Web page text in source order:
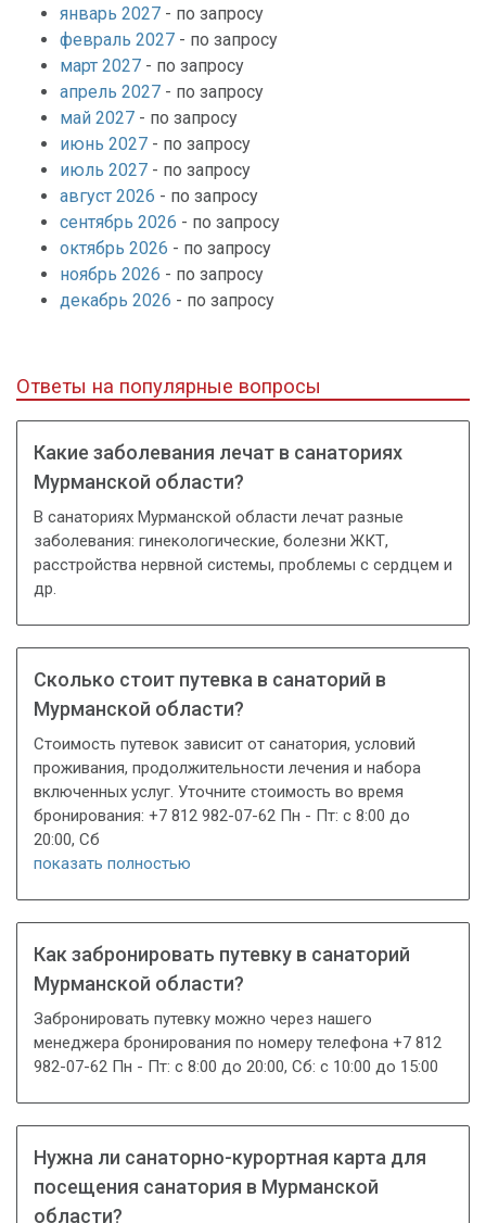
январь 2027 - по запросу
февраль 2027 - по запросу
март 2027 - по запросу
апрель 2027 - по запросу
май 2027 - по запросу
июнь 2027 - по запросу
июль 2027 - по запросу
август 2026 - по запросу
сентябрь 2026 - по запросу
октябрь 2026 - по запросу
ноябрь 2026 - по запросу
декабрь 2026 - по запросу
Ответы на популярные вопросы
Какие заболевания лечат в санаториях
Мурманской области?
В санаториях Мурманской области лечат разные
заболевания: гинекологические, болезни ЖКТ,
расстройства нервной системы, проблемы с сердцем и
др.
Сколько стоит путевка в санаторий в
Мурманской области?
Стоимость путевок зависит от санатория, условий
проживания, продолжительности лечения и набора
включенных услуг. Уточните стоимость во время
бронирования: +7 812 982-07-62 Пн - Пт: с 8:00 до
20:00, Сб
показать полностью
Как забронировать путевку в санаторий
Мурманской области?
Забронировать путевку можно через нашего
менеджера бронирования по номеру телефона +7 812
982-07-62 Пн - Пт: с 8:00 до 20:00, Сб: с 10:00 до 15:00
Нужна ли санаторно-курортная карта для
посещения санатория в Мурманской
области?